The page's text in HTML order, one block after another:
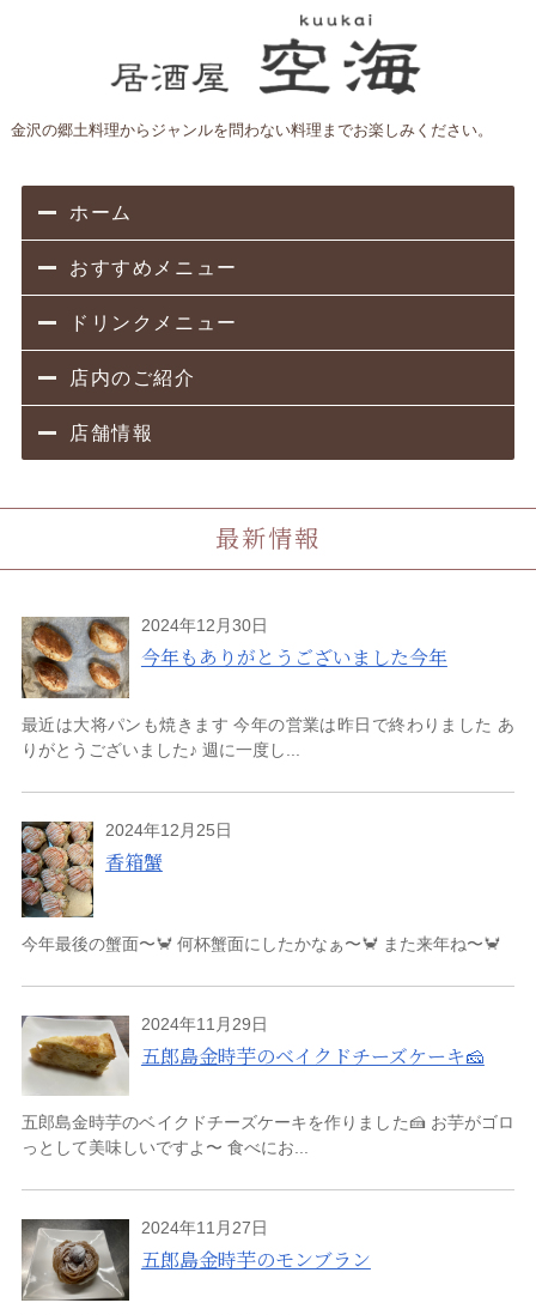
金沢の郷土料理からジャンルを問わない料理までお楽しみください。
ホーム
おすすめメニュー
ドリンクメニュー
店内のご紹介
店舗情報
最新情報
2024年12月30日
今年もありがとうございました今年
最近は大将パンも焼きます 今年の営業は昨日で終わりました あ
りがとうございました♪ 週に一度し...
2024年12月25日
香箱蟹
今年最後の蟹面〜🦀 何杯蟹面にしたかなぁ〜🦀 また来年ね〜🦀
2024年11月29日
五郎島金時芋のベイクドチーズケーキ🧀
五郎島金時芋のベイクドチーズケーキを作りました🍰 お芋がゴロ
っとして美味しいですよ〜 食べにお...
2024年11月27日
五郎島金時芋のモンブラン